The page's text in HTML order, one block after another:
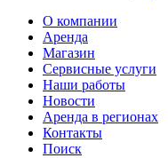
О компании
Аренда
Магазин
Сервисные услуги
Наши работы
Новости
Аренда в регионах
Контакты
Поиск